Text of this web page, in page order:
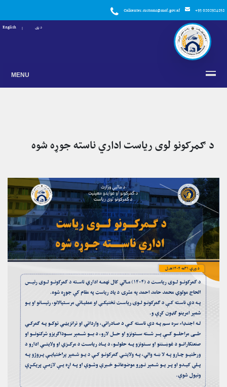
Callcenter.customs@mof.gov.af +93 0202924858
دری English
MENU
د ګمرکونو لوی ریاست اداري ناسته جوړه شوه